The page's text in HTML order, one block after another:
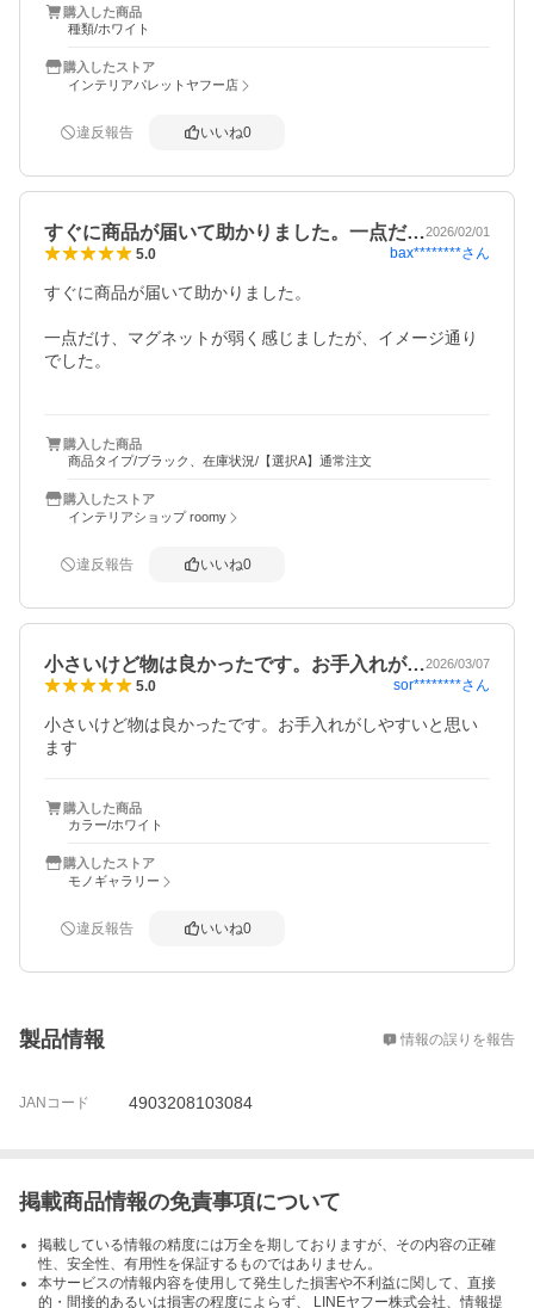
購入した商品
種類/ホワイト
購入したストア
インテリアパレットヤフー店
違反報告 いいね0
すぐに商品が届いて助かりました。一点だ…2026/02/01
5.0 bax********さん
すぐに商品が届いて助かりました。
一点だけ、マグネットが弱く感じましたが、イメージ通り
でした。
購入した商品
商品タイプ/ブラック、在庫状況/【選択A】通常注文
購入したストア
インテリアショップ roomy
違反報告 いいね0
小さいけど物は良かったです。お手入れが…2026/03/07
5.0 sor********さん
小さいけど物は良かったです。お手入れがしやすいと思い
ます
購入した商品
カラー/ホワイト
購入したストア
モノギャラリー
違反報告 いいね0
製品情報 情報の誤りを報告
JANコード 4903208103084
掲載商品情報の免責事項について
掲載している情報の精度には万全を期しておりますが、その内容の正確
性、安全性、有用性を保証するものではありません。
本サービスの情報内容を使用して発生した損害や不利益に関して、直接
的・間接的あるいは損害の程度によらず、 LINEヤフー株式会社、情報提